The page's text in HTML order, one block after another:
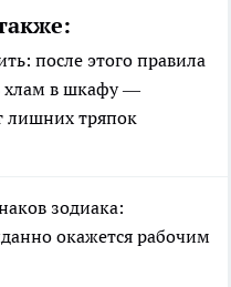
после этого правила
хлам в шкафу —
лишних тряпок
зодиака:
окажется рабочим